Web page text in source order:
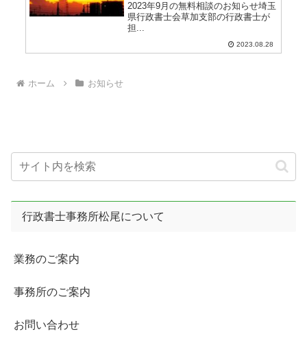
2023年9月の無料相談のお知らせ埼玉
県行政書士会草加支部の行政書士が
担...
2023.08.28
ホーム お知らせ
行政書士事務所松尾について
業務のご案内
事務所のご案内
お問い合わせ